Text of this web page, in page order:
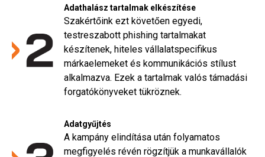
Adathalász tartalmak elkészítése
Szakértőink ezt követően egyedi,
testreszabott phishing tartalmakat
készítenek, hiteles vállalatspecifikus
márkaelemeket és kommunikációs stílust
alkalmazva. Ezek a tartalmak valós támadási
forgatókönyveket tükröznek.
Adatgyűjtés
A kampány elindítása után folyamatos
megfigyelés révén rögzítjük a munkavállalók